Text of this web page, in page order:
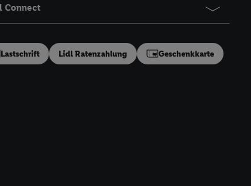
Connect
Lastschrift Lidl Ratenzahlung Geschenkkarte